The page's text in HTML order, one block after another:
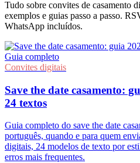
Tudo sobre convites de casamento
exemplos e guias passo a passo.
WhatsApp incluídos.
Guia completo
Convites digitais
Save the date casamento:
24 textos
Guia completo do save the date
português, quando e para quem
digitais, 24 modelos de texto por
erros mais frequentes.